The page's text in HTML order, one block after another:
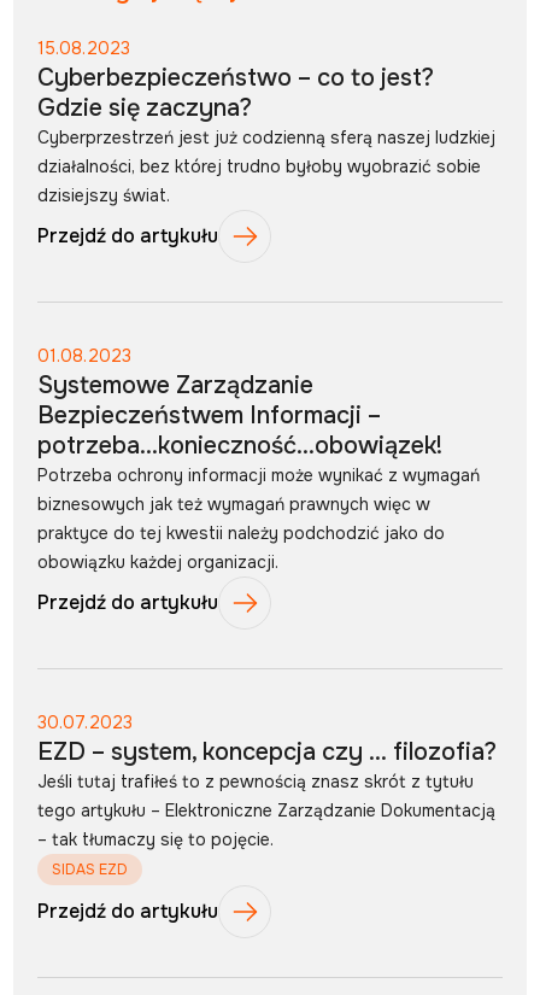
15.08.2023
Cyberbezpieczeństwo – co to jest?
Gdzie się zaczyna?
Cyberprzestrzeń jest już codzienną sferą naszej ludzkiej
działalności, bez której trudno byłoby wyobrazić sobie
dzisiejszy świat.
Przejdź do artykułu
01.08.2023
Systemowe Zarządzanie
Bezpieczeństwem Informacji –
potrzeba…konieczność…obowiązek!
Potrzeba ochrony informacji może wynikać z wymagań
biznesowych jak też wymagań prawnych więc w
praktyce do tej kwestii należy podchodzić jako do
obowiązku każdej organizacji.
Przejdź do artykułu
30.07.2023
EZD – system, koncepcja czy … filozofia?
Jeśli tutaj trafiłeś to z pewnością znasz skrót z tytułu
tego artykułu – Elektroniczne Zarządzanie Dokumentacją
– tak tłumaczy się to pojęcie.
SIDAS EZD
Przejdź do artykułu